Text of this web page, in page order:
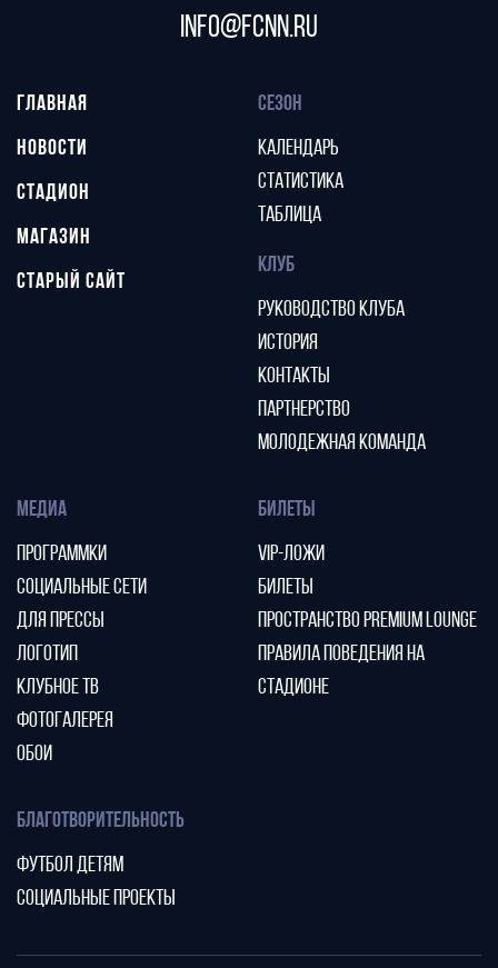
info@fcnn.ru
ГЛАВНАЯ
НОВОСТИ
СТАДИОН
МАГАЗИН
СТАРЫЙ САЙТ
СЕЗОН
КАЛЕНДАРЬ
СТАТИСТИКА
ТАБЛИЦА
КЛУБ
РУКОВОДСТВО КЛУБА
ИСТОРИЯ
КОНТАКТЫ
ПАРТНЕРСТВО
МОЛОДЕЖНАЯ КОМАНДА
МЕДИА
ПРОГРАММКИ
СОЦИАЛЬНЫЕ СЕТИ
ДЛЯ ПРЕССЫ
ЛОГОТИП
КЛУБНОЕ ТВ
ФОТОГАЛЕРЕЯ
ОБОИ
БИЛЕТЫ
VIP-ЛОЖИ
БИЛЕТЫ
ПРОСТРАНСТВО PREMIUM LOUNGE
ПРАВИЛА ПОВЕДЕНИЯ НА
СТАДИОНЕ
БЛАГОТВОРИТЕЛЬНОСТЬ
ФУТБОЛ ДЕТЯМ
СОЦИАЛЬНЫЕ ПРОЕКТЫ